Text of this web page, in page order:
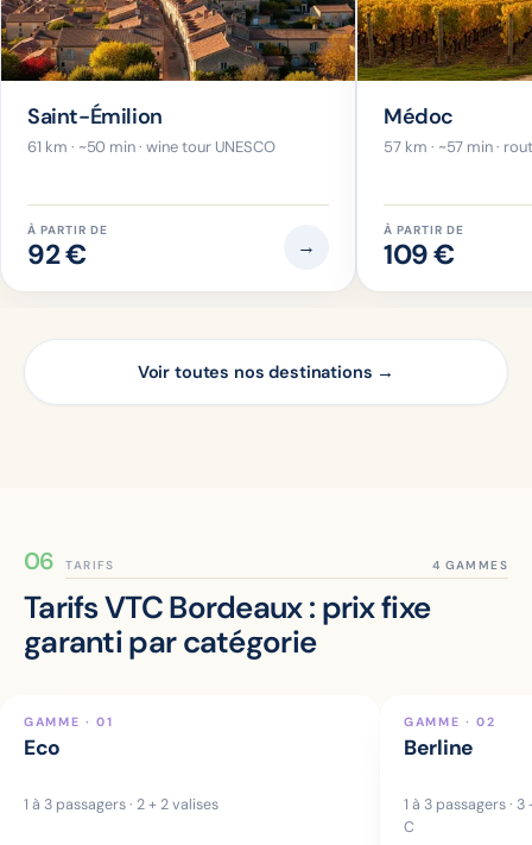
Saint-Émilion
61 km · ~50 min · wine tour UNESCO
À PARTIR DE
92€ →
Médoc
57 km · ~57 min ·
À PARTIR DE
109€
Voir toutes nos destinations →
TARIFS
Tarifs VTC Bordeaux : prix fixe
garanti par catégorie
GAMME · 01
Eco
1 à 3 passagers · 2 + 2 valises
GAMME · 02
Berline
1 à 3 passagers ·
C